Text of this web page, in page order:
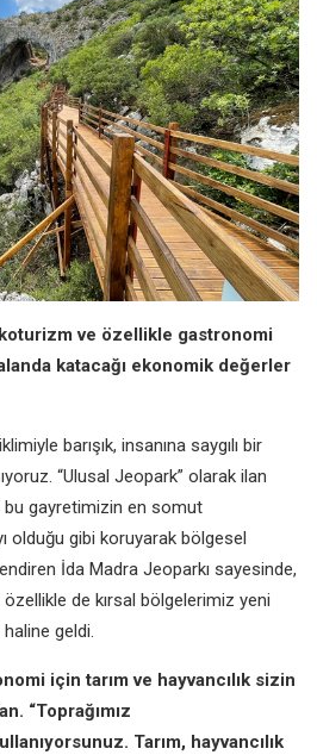
ve özellikle gastronomi
katacağı ekonomik değerler
barışık, insanına saygılı bir
“Ulusal Jeopark” olarak ilan
bu gayretimizin en somut
olduğu gibi koruyarak bölgesel
İda Madra Jeoparkı sayesinde,
özellikle de kırsal bölgelerimiz yeni
geldi.
için tarımve hayvancılık sizin
“Toprağımız
Tarım, hayvancılık